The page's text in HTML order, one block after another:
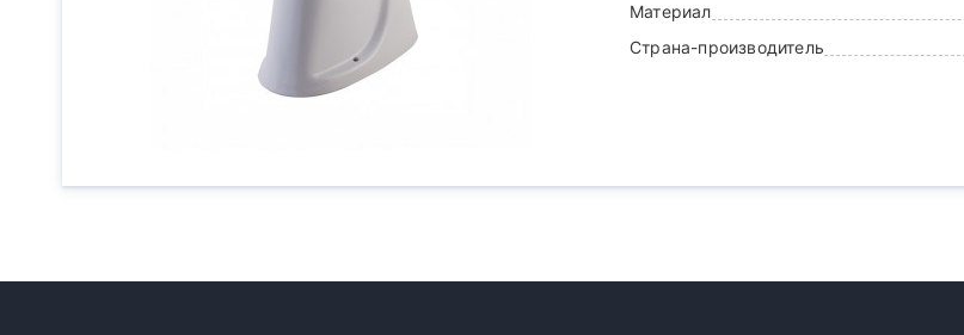
Материал
Страна-производитель